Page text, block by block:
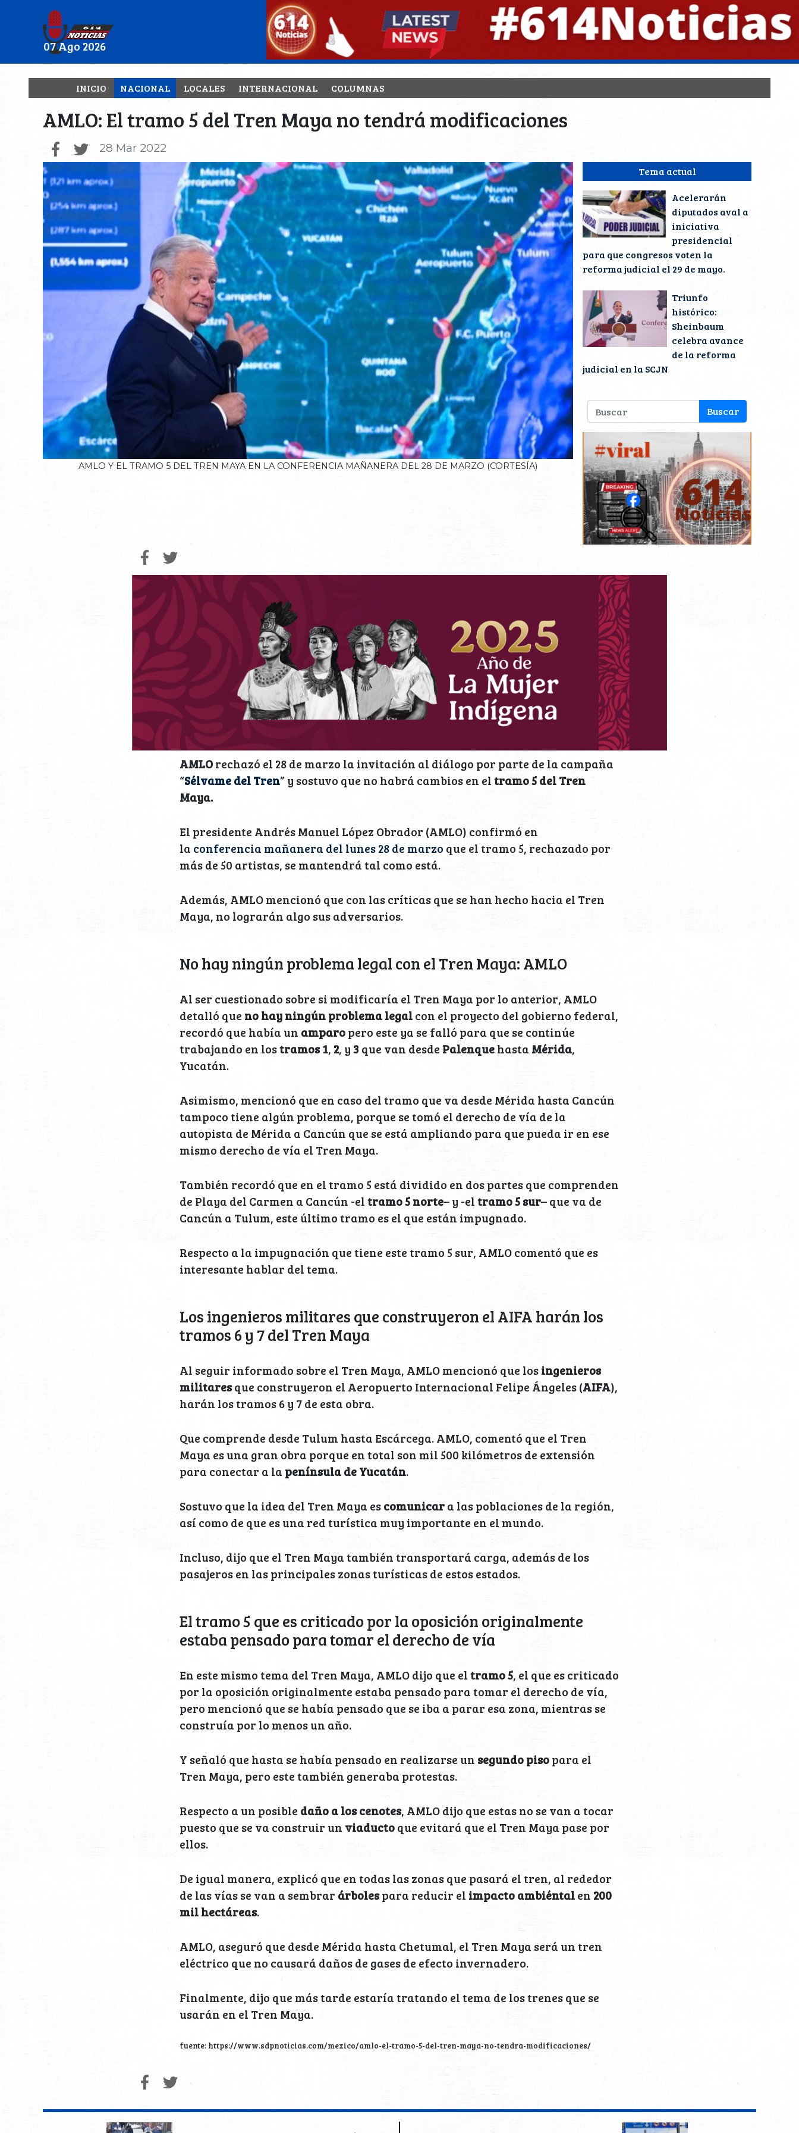
07 Ago 2026
INICIO NACIONAL LOCALES INTERNACIONAL COLUMNAS
AMLO: El tramo 5 del Tren Maya no tendrá modificaciones
28 Mar 2022
AMLO Y EL TRAMO 5 DEL TREN MAYA EN LA CONFERENCIA MAÑANERA DEL 28 DE MARZO (CORTESÍA)
Tema actual
Acelerarán
diputados aval a
iniciativa
presidencial
para que congresos voten la
reforma judicial el 29 de mayo.
Triunfo
histórico:
Sheinbaum
celebra avance
de la reforma
judicial en la SCJN
AMLOrechazó el 28 de marzo la invitación al diálogo por parte de la campaña
“Sélvame del Tren” y sostuvo que no habrá cambios en eltramo 5 del Tren
Maya.
El presidente Andrés Manuel López Obrador (AMLO) confirmó en
laconferencia mañanera del lunes 28 de marzo que el tramo 5, rechazado por
más de 50 artistas, se mantendrá tal como está.
Además, AMLO mencionó que con las críticas que se han hecho hacia el Tren
Maya, no lograrán algo sus adversarios.
No hay ningún problema legal con el Tren Maya: AMLO
Al ser cuestionado sobre si modificaría el Tren Maya por lo anterior, AMLO
detalló que no hay ningún problema legalcon el proyecto del gobierno federal,
recordó que había un amparopero este ya se falló para que se continúe
trabajando en lostramos1, 2, y3 que van desde Palenquehasta Mérida,
Yucatán.
Asimismo, mencionó que en caso del tramo que va desde Mérida hasta Cancún
tampoco tiene algún problema, porque se tomó el derecho de vía de la
autopista de Mérida a Cancún que se está ampliando para que pueda ir en ese
mismo derecho de vía el Tren Maya.
También recordó que en el tramo 5 está dividido en dos partes que comprenden
de Playa del Carmen a Cancún -eltramo 5 norte– y -eltramo 5 sur– que va de
Cancún a Tulum, este último tramo es el que están impugnado.
Respecto a la impugnación que tiene este tramo 5 sur, AMLO comentó que es
interesante hablar del tema.
Los ingenieros militares que construyeron el AIFA harán los
tramos 6 y 7 del Tren Maya
Al seguir informado sobre el Tren Maya, AMLO mencionó que losingenieros
militaresque construyeron el Aeropuerto Internacional Felipe Ángeles (AIFA),
harán los tramos 6 y 7 de esta obra.
Que comprende desde Tulum hasta Escárcega. AMLO, comentó que el Tren
Maya es una gran obra porque en total son mil 500 kilómetros de extensión
para conectar a la península de Yucatán.
Sostuvo que la idea del Tren Maya escomunicara las poblaciones de la región,
así como de que es una red turística muy importante en el mundo.
Incluso, dijo que el Tren Maya también transportará carga, además de los
pasajeros en las principales zonas turísticas de estos estados.
El tramo 5 que es criticado por la oposición originalmente
estaba pensado para tomar el derecho de vía
En este mismo tema del Tren Maya, AMLO dijo que eltramo 5, el que es criticado
por la oposición originalmente estaba pensado para tomar el derecho de vía,
pero mencionó que se había pensado que se iba a parar esa zona, mientras se
construía por lo menos un año.
Y señaló que hasta se había pensado en realizarse un segundo pisopara el
Tren Maya, pero este también generaba protestas.
Respecto a un posible daño a los cenotes, AMLO dijo que estas no se van a tocar
puesto que se va construir un viaductoque evitará que el Tren Maya pase por
ellos.
De igual manera, explicó que en todas las zonas que pasará el tren, al rededor
de las vías se van a sembrar árbolespara reducir el impacto ambiéntalen 200
mil hectáreas.
AMLO, aseguró que desde Mérida hasta Chetumal, el Tren Maya será un tren
eléctrico que no causará daños de gases de efecto invernadero.
Finalmente, dijo que más tarde estaría tratando el tema de los trenes que se
usarán en el Tren Maya.
fuente: https://www.sdpnoticias.com/mexico/amlo-el-tramo-5-del-tren-maya-no-tendra-modificaciones/